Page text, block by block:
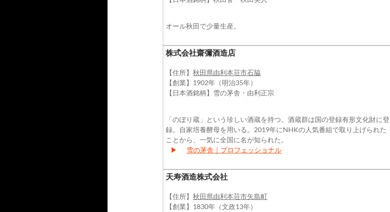
オール秋田で少量生産。
株式会社齋彌酒造店
【住所】 秋田県由利本荘市石脇
【創業】1902年（明治35年）
【日本酒銘柄】雪の茅舎・由利正宗
「のぼり蔵」という珍しい酒蔵を持つ。酒蔵群は国の登録有形文化財に登
録。自家培養酵母を用いる。2019年にNHKの人気番組で取り上げられた
ことから、一気に全国に名が知られた。
▶
雪の茅舎｜プロフェッショナル
天寿酒造株式会社
【住所】 秋田県由利本荘市矢島町
【創業】1830年（文政13年）